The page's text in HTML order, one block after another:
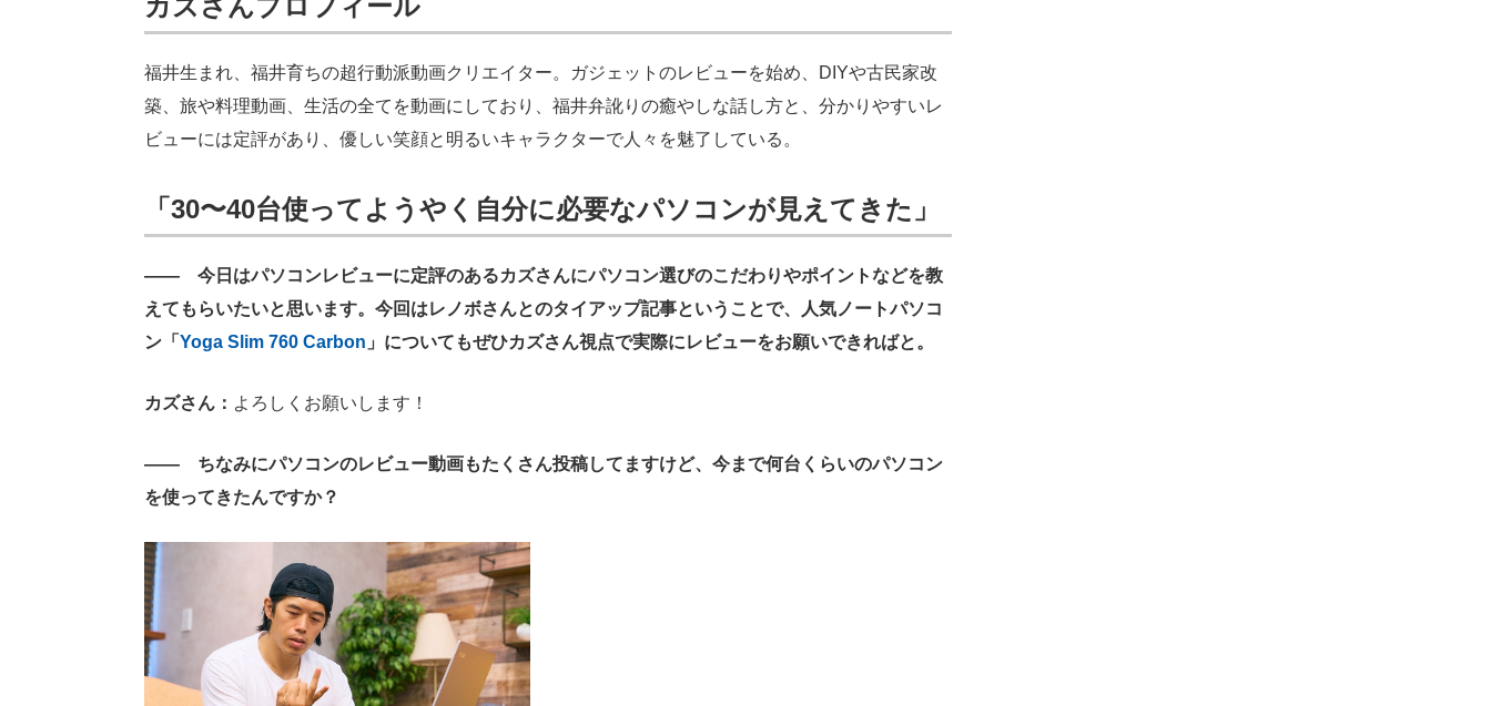
カズさんプロフィール
福井生まれ、福井育ちの超行動派動画クリエイター。ガジェットのレビューを始め、DIYや古民家改
築、旅や料理動画、生活の全てを動画にしており、福井弁訛りの癒やしな話し方と、分かりやすいレ
ビューには定評があり、優しい笑顔と明るいキャラクターで人々を魅了している。
「30〜40台使ってようやく自分に必要なパソコンが見えてきた」
―― 今日はパソコンレビューに定評のあるカズさんにパソコン選びのこだわりやポイントなどを教
えてもらいたいと思います。今回はレノボさんとのタイアップ記事ということで、人気ノートパソコ
ン「 Yoga Slim 760 Carbon 」についてもぜひカズさん視点で実際にレビューをお願いできればと。
カズさん： よろしくお願いします！
―― ちなみにパソコンのレビュー動画もたくさん投稿してますけど、今まで何台くらいのパソコン
を使ってきたんですか？